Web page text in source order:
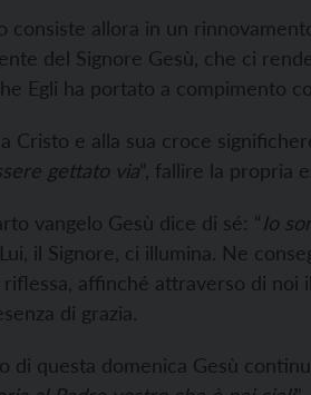
consiste allora in un
del Signore Gesù, che ci
Egli ha portato a compimento
Cristo e alla sua croce
gettato via”, fallire la propria
vangelo Gesù dice di sé: “Io
il Signore, ci illumina. Ne
affinché attraverso di noi
di grazia.
di questa domenica Gesù